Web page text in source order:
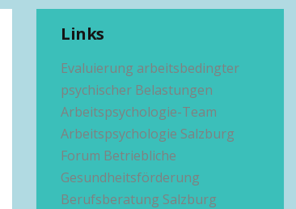
Links
Evaluierung arbeitsbedingter
psychischer Belastungen
Arbeitspsychologie-Team
Arbeitspsychologie Salzburg
Forum Betriebliche
Gesundheitsförderung
Berufsberatung Salzburg